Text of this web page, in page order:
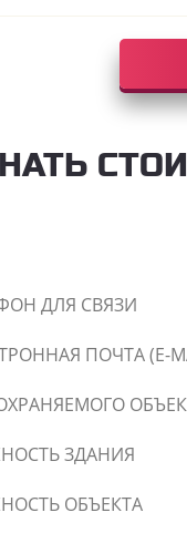
ДЛЯ СВЯЗИ
ПОЧТА (E-
ЗДАНИЯ
ОБЪЕКТА